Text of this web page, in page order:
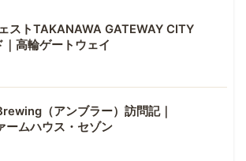
ストTAKANAWA GATEWAY CITY
高輪ゲートウェイ
（アンブラー）訪問記｜
ームハウス・セゾン